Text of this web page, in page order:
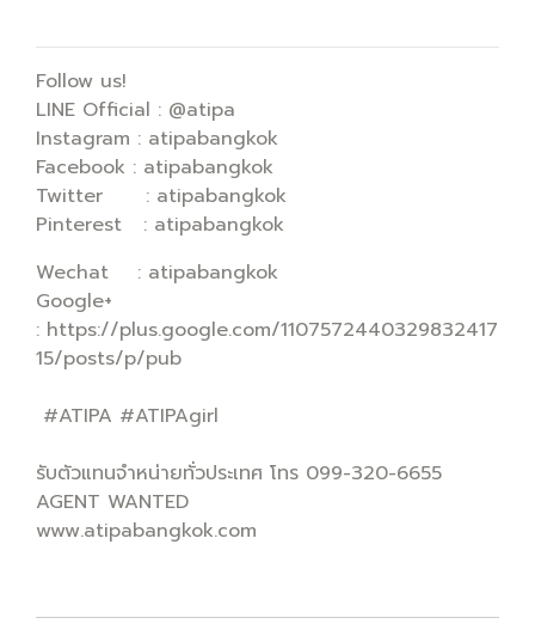
Follow us!
LINE Official : @atipa
Instagram : atipabangkok
Facebook : atipabangkok
Twitter : atipabangkok
Pinterest : atipabangkok
Wechat : atipabangkok
Google+
: https://plus.google.com/1107572440329832417
15/posts/p/pub
#ATIPA #ATIPAgirl
รับตัวแทนจำหน่ายทั่วประเทศ โทร 099-320-6655
AGENT WANTED
www.atipabangkok.com